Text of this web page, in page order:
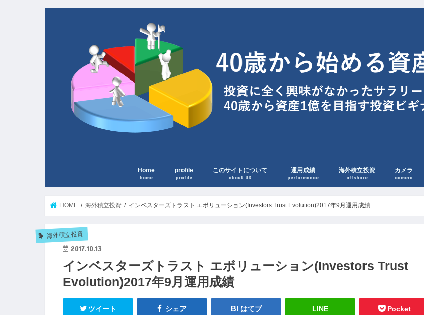
Home
home
profile
profile
このサイトについて
about US
運用成績
performance
海外積立投資
offshore
カメラ
camera
HOME 海外積立投資 インベスターズトラスト エボリューション(Investors Trust Evolution)2017年9月運用成績
海外積立投資
2017.10.13
インベスターズトラスト エボリューション(Investors Trust
Evolution)2017年9月運用成績
ツイート シェア はてブ LINE Pocket